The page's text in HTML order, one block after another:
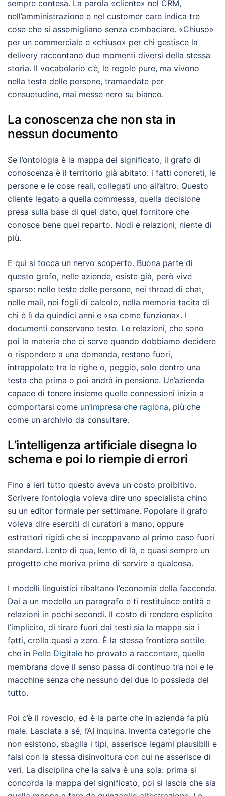
sempre contesa. La parola «cliente» nel CRM,
nell’amministrazione e nel customer care indica tre
cose che si assomigliano senza combaciare. «Chiuso»
per un commerciale e «chiuso» per chi gestisce la
delivery raccontano due momenti diversi della stessa
storia. Il vocabolario c’è, le regole pure, ma vivono
nella testa delle persone, tramandate per
consuetudine, mai messe nero su bianco.
La conoscenza che non sta in
nessun documento
Se l’ontologia è la mappa del significato, il grafo di
conoscenza è il territorio già abitato: i fatti concreti, le
persone e le cose reali, collegati uno all’altro. Questo
cliente legato a quella commessa, quella decisione
presa sulla base di quel dato, quel fornitore che
conosce bene quel reparto. Nodi e relazioni, niente di
più.
E qui si tocca un nervo scoperto. Buona parte di
questo grafo, nelle aziende, esiste già, però vive
sparso: nelle teste delle persone, nei thread di chat,
nelle mail, nei fogli di calcolo, nella memoria tacita di
chi è lì da quindici anni e «sa come funziona». I
documenti conservano testo. Le relazioni, che sono
poi la materia che ci serve quando dobbiamo decidere
o rispondere a una domanda, restano fuori,
intrappolate tra le righe o, peggio, solo dentro una
testa che prima o poi andrà in pensione. Un’azienda
capace di tenere insieme quelle connessioni inizia a
comportarsi come un’impresa che ragiona, più che
come un archivio da consultare.
L’intelligenza artificiale disegna lo
schema e poi lo riempie di errori
Fino a ieri tutto questo aveva un costo proibitivo.
Scrivere l’ontologia voleva dire uno specialista chino
su un editor formale per settimane. Popolare il grafo
voleva dire eserciti di curatori a mano, oppure
estrattori rigidi che si inceppavano al primo caso fuori
standard. Lento di qua, lento di là, e quasi sempre un
progetto che moriva prima di servire a qualcosa.
I modelli linguistici ribaltano l’economia della faccenda.
Dai a un modello un paragrafo e ti restituisce entità e
relazioni in pochi secondi. Il costo di rendere esplicito
l’implicito, di tirare fuori dai testi sia la mappa sia i
fatti, crolla quasi a zero. È la stessa frontiera sottile
che in Pelle Digitale ho provato a raccontare, quella
membrana dove il senso passa di continuo tra noi e le
macchine senza che nessuno dei due lo possieda del
tutto.
Poi c’è il rovescio, ed è la parte che in azienda fa più
male. Lasciata a sé, l’AI inquina. Inventa categorie che
non esistono, sbaglia i tipi, asserisce legami plausibili e
falsi con la stessa disinvoltura con cui ne asserisce di
veri. La disciplina che la salva è una sola: prima si
concorda la mappa del significato, poi si lascia che sia